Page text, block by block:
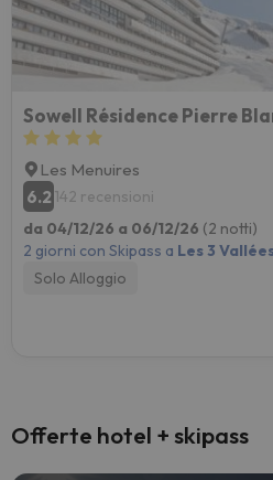
Sowell Résidence Pierre
Les Menuires
6.2 142 recensioni
da 04/12/26 a 06/12/26 (2 notti)
2 giorni con Skipass a Les 3
Solo Alloggio
Offerte hotel + skipass